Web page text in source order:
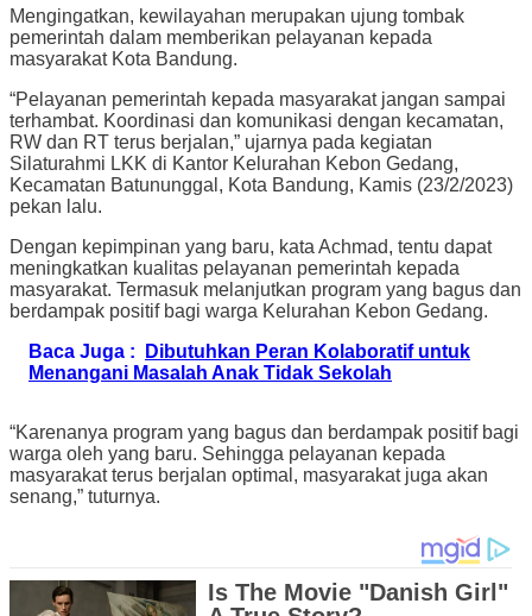
Mengingatkan, kewilayahan merupakan ujung tombak
pemerintah dalam memberikan pelayanan kepada
masyarakat Kota Bandung.
“Pelayanan pemerintah kepada masyarakat jangan sampai
terhambat. Koordinasi dan komunikasi dengan kecamatan,
RW dan RT terus berjalan,” ujarnya pada kegiatan
Silaturahmi LKK di Kantor Kelurahan Kebon Gedang,
Kecamatan Batununggal, Kota Bandung, Kamis (23/2/2023)
pekan lalu.
Dengan kepimpinan yang baru, kata Achmad, tentu dapat
meningkatkan kualitas pelayanan pemerintah kepada
masyarakat. Termasuk melanjutkan program yang bagus dan
berdampak positif bagi warga Kelurahan Kebon Gedang.
Baca Juga :
Dibutuhkan Peran Kolaboratif untuk
Menangani Masalah Anak Tidak Sekolah
“Karenanya program yang bagus dan berdampak positif bagi
warga oleh yang baru. Sehingga pelayanan kepada
masyarakat terus berjalan optimal, masyarakat juga akan
senang,” tuturnya.